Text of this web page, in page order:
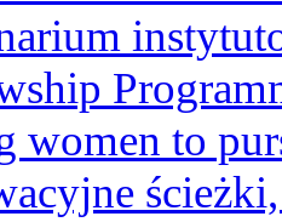
women to